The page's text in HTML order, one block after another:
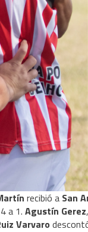
recibió a San
a 1. Agustín Gerez,
Varvaro